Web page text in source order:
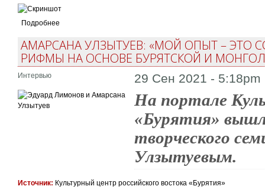
Подробнее
АМАРСАНА УЛЗЫТУЕВ: «МОЙ ОПЫТ –
РИФМЫ НА ОСНОВЕ БУРЯТСКОЙ И
Интервью 29 Сен 2021 - 5:18pm
На портале
«Бурятия»
творческого
Улзытуевым.
Источник: Культурный центр российского востока «Бурятия»